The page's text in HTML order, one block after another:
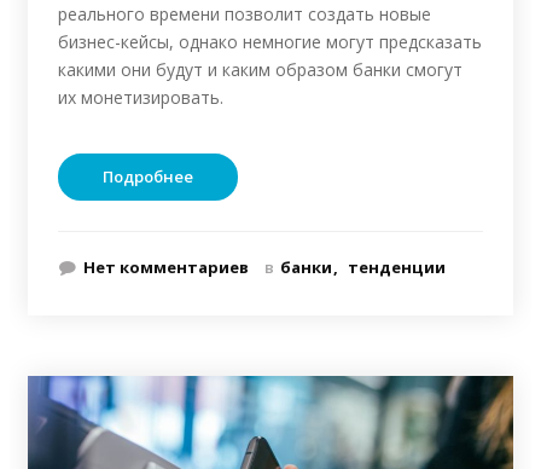
реального времени позволит создать новые
бизнес-кейсы, однако немногие могут предсказать
какими они будут и каким образом банки смогут
их монетизировать.
Подробнее
Нет комментариев в банки тенденции